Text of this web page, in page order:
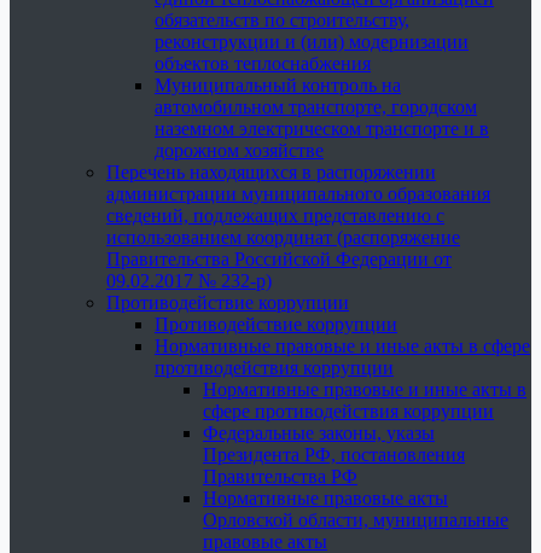
обязательств по строительству,
реконструкции и (или) модернизации
объектов теплоснабжения
Муниципальный контроль на
автомобильном транспорте, городском
наземном электрическом транспорте и в
дорожном хозяйстве
Перечень находящихся в распоряжении
администрации муниципального образования
сведений, подлежащих представлению с
использованием координат (распоряжение
Правительства Российской Федерации от
09.02.2017 № 232-р)
Противодействие коррупции
Противодействие коррупции
Нормативные правовые и иные акты в сфере
противодействия коррупции
Нормативные правовые и иные акты в
сфере противодействия коррупции
Федеральные законы, указы
Президента РФ, постановления
Правительства РФ
Нормативные правовые акты
Орловской области, муниципальные
правовые акты